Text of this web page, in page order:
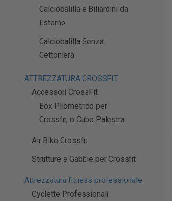
Calciobalilla e Biliardini da
Esterno
Calciobalilla Senza
Gettoniera
ATTREZZATURA CROSSFIT
Accessori CrossFit
Box Pliometrico per
Crossfit, o Cubo Palestra
Air Bike Crossfit
Strutture e Gabbie per Crossfit
Attrezzatura fitness professionale
Cyclette Professionali